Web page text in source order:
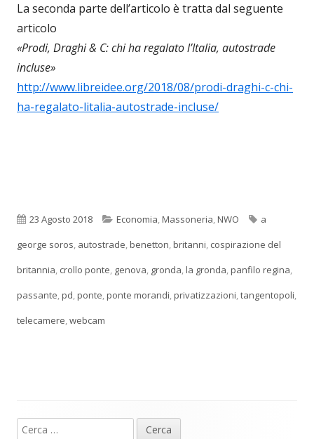
La seconda parte dell’articolo è tratta dal seguente
articolo
«Prodi, Draghi & C: chi ha regalato l’Italia, autostrade
incluse»
http://www.libreidee.org/2018/08/prodi-draghi-c-chi-
ha-regalato-litalia-autostrade-incluse/
Pubblicato
23 Agosto 2018 Categorie
Economia,Massoneria,NWO Tag
a
george soros, autostrade,benetton,britanni, cospirazione del
britannia, crollo ponte, genova, gronda,la gronda,panfilo regina,
passante,pd,ponte,ponte morandi,privatizzazioni,tangentopoli,
telecamere,webcam
Barra
Ricerca